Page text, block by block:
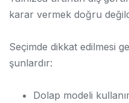
karar vermek doğru
Seçimde dikkat edilmesi
şunlardır:
Dolap modeli